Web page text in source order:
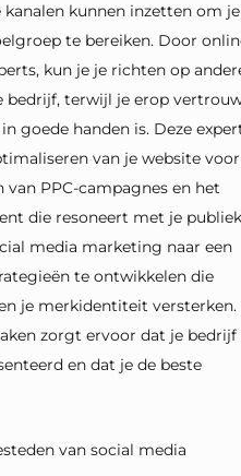
kanalen kunnen inzetten om je
te bereiken. Door
kun je je richten op
bedrijf, terwijl je erop
goede handen is. Deze
van je website voor
van PPC-campagnes en het
die resoneert met je
media marketing naar een
te ontwikkelen die
je merkidentiteit versterken.
zorgt ervoor dat je bedrijf
en dat je de beste
van social media